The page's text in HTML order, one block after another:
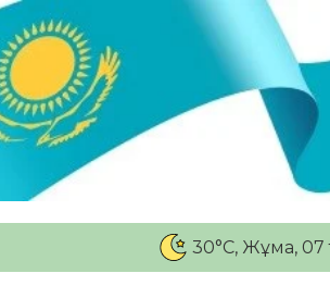
30°C, Жұма, 07